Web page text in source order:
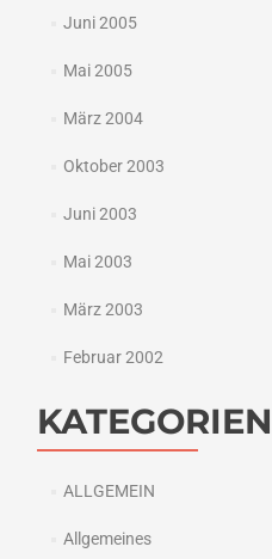
Juni 2005
Mai 2005
März 2004
Oktober 2003
Juni 2003
Mai 2003
März 2003
Februar 2002
KATEGORIEN
ALLGEMEIN
Allgemeines